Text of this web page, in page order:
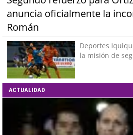
anuncia oficialmente la
Román
Deportes
la misión de
ACTUALIDAD